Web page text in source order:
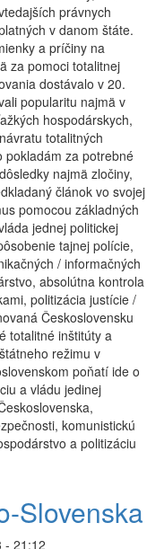
právnych
v danom štáte.
a príčiny na
za pomoci totalitnej
dostávalo v 20.
popularitu najmä v
hospodárskych,
totalitných
pokladám za potrebné
najmä zločiny,
článok vo svojej
pomocou základných
jednej politickej
tajnej polície,
/ informačných
absolútna kontrola
politizácia justície /
Československu
totalitné inštitúty a
režimu v
poňatí ide o
a vládu jedinej
komunistickú
a politizáciu
Slovenska
- 21:12